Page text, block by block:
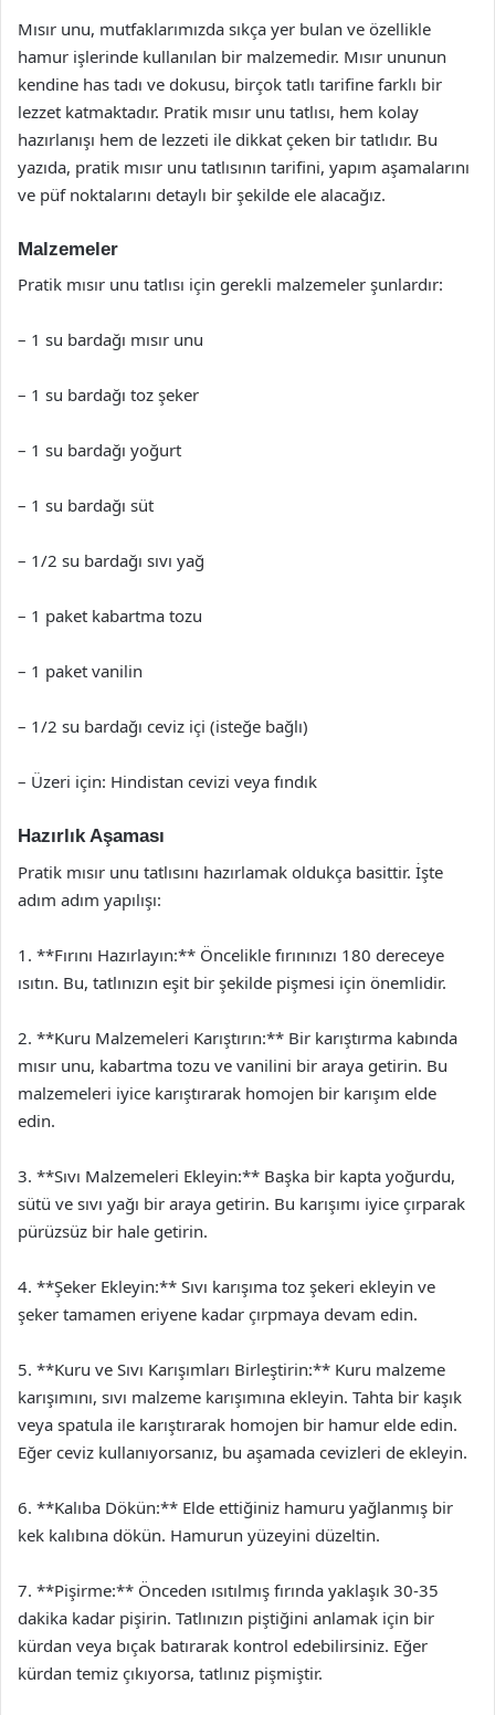
Mısır unu, mutfaklarımızda sıkça yer bulan ve özellikle
hamur işlerinde kullanılan bir malzemedir. Mısır ununun
kendine has tadı ve dokusu, birçok tatlı tarifine farklı bir
lezzet katmaktadır. Pratik mısır unu tatlısı, hem kolay
hazırlanışı hem de lezzeti ile dikkat çeken bir tatlıdır. Bu
yazıda, pratik mısır unu tatlısının tarifini, yapım aşamalarını
ve püf noktalarını detaylı bir şekilde ele alacağız.
Malzemeler
Pratik mısır unu tatlısı için gerekli malzemeler şunlardır:
– 1 su bardağı mısır unu
– 1 su bardağı toz şeker
– 1 su bardağı yoğurt
– 1 su bardağı süt
– 1/2 su bardağı sıvı yağ
– 1 paket kabartma tozu
– 1 paket vanilin
– 1/2 su bardağı ceviz içi (isteğe bağlı)
– Üzeri için: Hindistan cevizi veya fındık
Hazırlık Aşaması
Pratik mısır unu tatlısını hazırlamak oldukça basittir. İşte
adım adım yapılışı:
1. **Fırını Hazırlayın:** Öncelikle fırınınızı 180 dereceye
ısıtın. Bu, tatlınızın eşit bir şekilde pişmesi için önemlidir.
2. **Kuru Malzemeleri Karıştırın:** Bir karıştırma kabında
mısır unu, kabartma tozu ve vanilini bir araya getirin. Bu
malzemeleri iyice karıştırarak homojen bir karışım elde
edin.
3. **Sıvı Malzemeleri Ekleyin:** Başka bir kapta yoğurdu,
sütü ve sıvı yağı bir araya getirin. Bu karışımı iyice çırparak
pürüzsüz bir hale getirin.
4. **Şeker Ekleyin:** Sıvı karışıma toz şekeri ekleyin ve
şeker tamamen eriyene kadar çırpmaya devam edin.
5. **Kuru ve Sıvı Karışımları Birleştirin:** Kuru malzeme
karışımını, sıvı malzeme karışımına ekleyin. Tahta bir kaşık
veya spatula ile karıştırarak homojen bir hamur elde edin.
Eğer ceviz kullanıyorsanız, bu aşamada cevizleri de ekleyin.
6. **Kalıba Dökün:** Elde ettiğiniz hamuru yağlanmış bir
kek kalıbına dökün. Hamurun yüzeyini düzeltin.
7. **Pişirme:** Önceden ısıtılmış fırında yaklaşık 30-35
dakika kadar pişirin. Tatlınızın piştiğini anlamak için bir
kürdan veya bıçak batırarak kontrol edebilirsiniz. Eğer
kürdan temiz çıkıyorsa, tatlınız pişmiştir.